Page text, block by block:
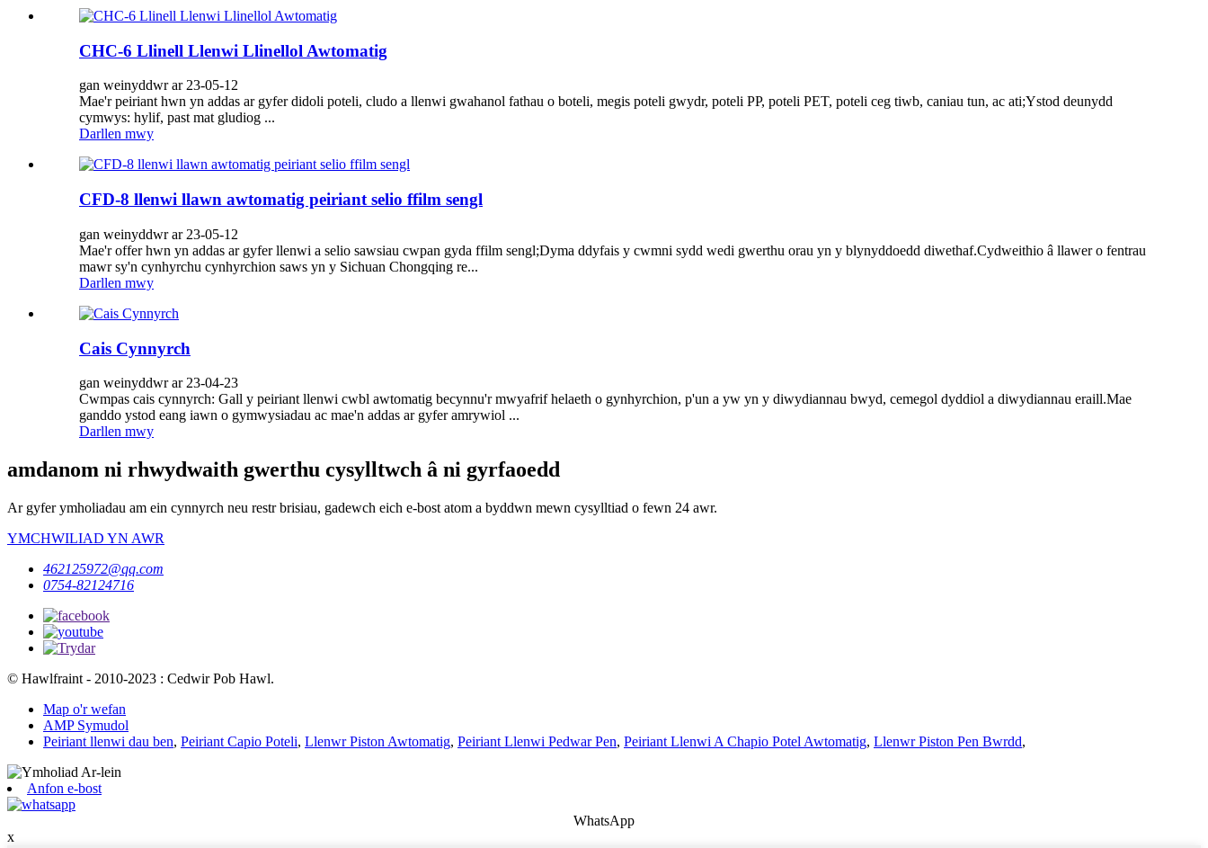
CHC-6 Llinell Llenwi Llinellol Awtomatig
gan weinyddwr ar 23-05-12
Mae'r peiriant hwn yn addas ar gyfer didoli poteli, cludo a llenwi gwahanol fathau o boteli, megis poteli gwydr, poteli PP, poteli PET, poteli ceg tiwb, caniau tun, ac ati;Ystod deunydd
cymwys: hylif, past mat gludiog ...
Darllen mwy
CFD-8 llenwi llawn awtomatig peiriant selio ffilm sengl
gan weinyddwr ar 23-05-12
Mae'r offer hwn yn addas ar gyfer llenwi a selio sawsiau cwpan gyda ffilm sengl;Dyma ddyfais y cwmni sydd wedi gwerthu orau yn y blynyddoedd diwethaf.Cydweithio â llawer o fentrau
mawr sy'n cynhyrchu cynhyrchion saws yn y Sichuan Chongqing re...
Darllen mwy
Cais Cynnyrch
gan weinyddwr ar 23-04-23
Cwmpas cais cynnyrch: Gall y peiriant llenwi cwbl awtomatig becynnu'r mwyafrif helaeth o gynhyrchion, p'un a yw yn y diwydiannau bwyd, cemegol dyddiol a diwydiannau eraill.Mae
ganddo ystod eang iawn o gymwysiadau ac mae'n addas ar gyfer amrywiol ...
Darllen mwy
amdanom ni rhwydwaith gwerthu cysylltwch â ni gyrfaoedd
Ar gyfer ymholiadau am ein cynnyrch neu restr brisiau, gadewch eich e-bost atom a byddwn mewn cysylltiad o fewn 24 awr.
YMCHWILIAD YN AWR
462125972@qq.com
0754-82124716
© Hawlfraint - 2010-2023 : Cedwir Pob Hawl.
Map o'r wefan
AMP Symudol
Peiriant llenwi dau ben, Peiriant Capio Poteli, Llenwr Piston Awtomatig, Peiriant Llenwi Pedwar Pen, Peiriant Llenwi A Chapio Potel Awtomatig, Llenwr Piston Pen Bwrdd,
Anfon e-bost
WhatsApp
x